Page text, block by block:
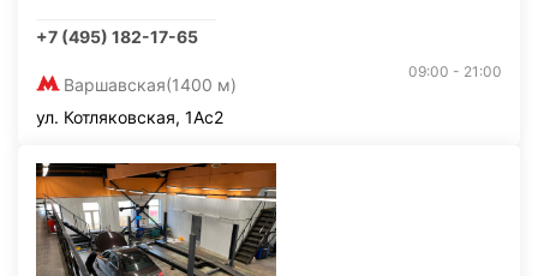
+7 (495) 182-17-65
Варшавская(1400 м)
09:00 - 21:00
ул. Котляковская, 1Ас2